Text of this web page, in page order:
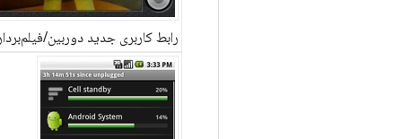
رابط کاربری جدید دوربین/